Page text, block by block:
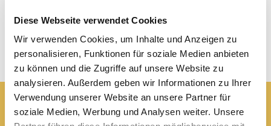
Diese Webseite verwendet Cookies
Wir verwenden Cookies, um Inhalte und Anzeigen zu
personalisieren, Funktionen für soziale Medien anbieten
zu können und die Zugriffe auf unsere Website zu
analysieren. Außerdem geben wir Informationen zu Ihrer
Verwendung unserer Website an unsere Partner für
soziale Medien, Werbung und Analysen weiter. Unsere
Pfarrei St. Elisabeth Arnstadt